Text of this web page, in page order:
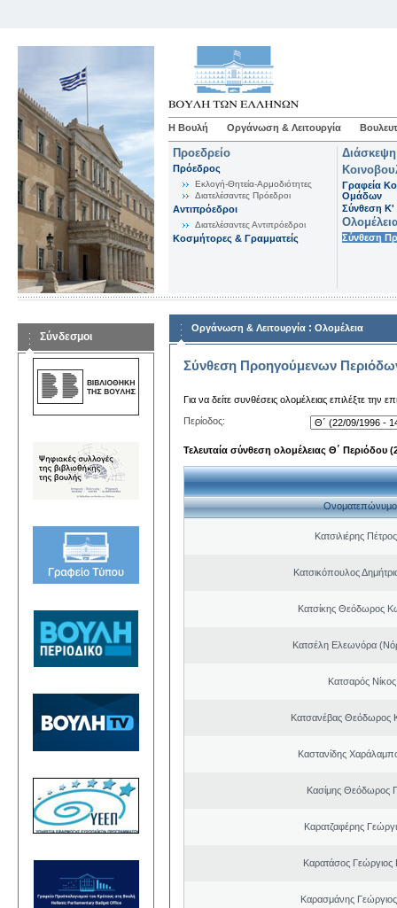
Η Βουλή Οργάνωση & Λειτουργία
Προεδρείο
Πρόεδρος
Εκλογή-Θητεία-Αρμοδιότητες
Διατελέσαντες Πρόεδροι
Αντιπρόεδροι
Διατελέσαντες Αντιπρόεδροι
Κοσμήτορες & Γραμματείς
Γραφεία
Ομάδων
Σύνθεση K'
Σύνθεση
Σύνδεσμοι
Οργάνωση & Λειτουργία : Ολομέλεια
Σύνθεση Προηγούμενων
Για να δείτε συνθέσεις ολομέλειας επιλέξτε την
Περίοδος:
Τελευταία σύνθεση ολομέλειας Θ΄ Περιόδου
Ονοματεπώνυμο
Κατσιλιέρης
Κατσικόπουλος
Κατσίκης Θεόδωρος
Κατσέλη Ελεωνόρα
Κατσαρός
Κατσανέβας Θεόδωρος
Καστανίδης
Κασίμης Θεόδωρος
Καρατζαφέρης
Καρατάσος Γεώργιος
Καρασμάνης